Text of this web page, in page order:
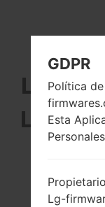
LG
LA
GDPR
Política
Esta
Lg-